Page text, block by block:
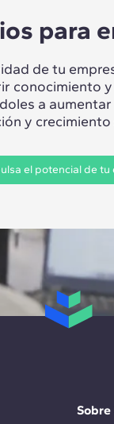
para
de tu
conocimiento
a
y
el potencial de tu
Sobre